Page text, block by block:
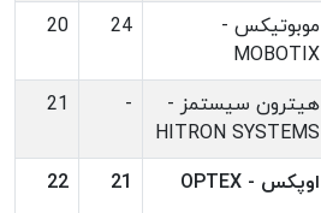
موبوتیکس -
MOBOTIX
24
20
هیترون سیستمز -
HITRON SYSTEMS
-
21
اوپکس - OPTEX 21
22